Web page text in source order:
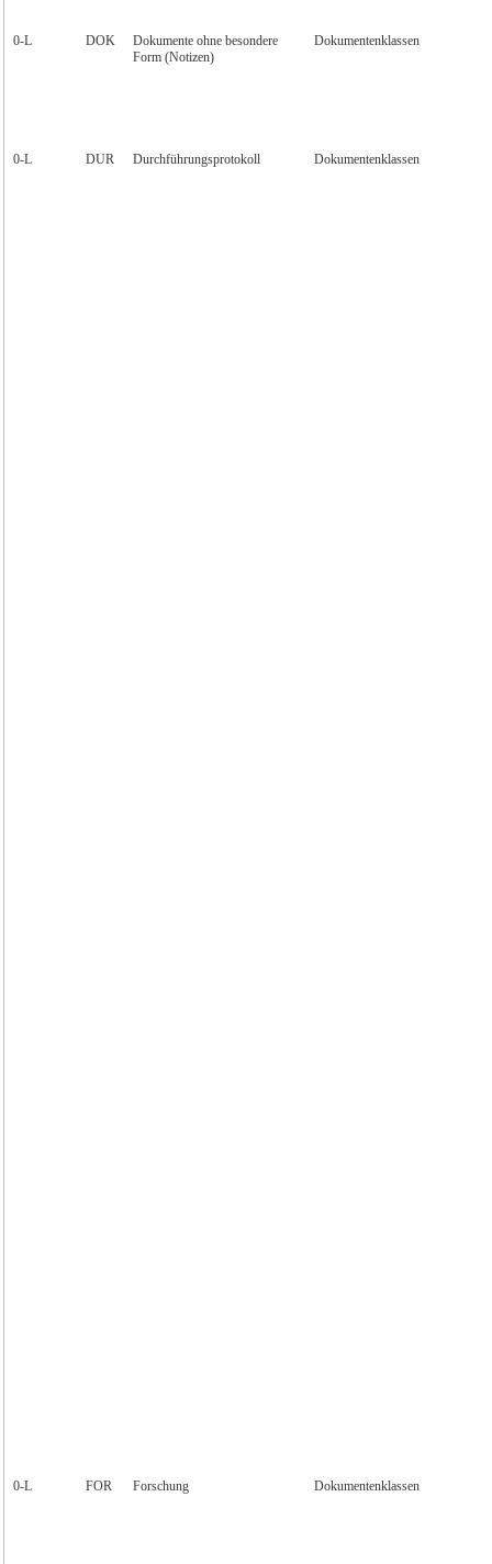
0‑L DOK
Dokumente ohne besondere
Form (Notizen)
Dokumentenklassen
0‑L DUR Durchführungsprotokoll Dokumentenklassen
0‑L FOR Forschung Dokumentenklassen